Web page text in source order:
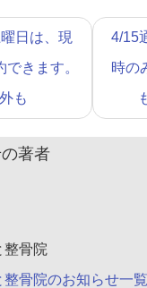
日は、現
きます。
も
4/15
時の
著者
整骨院
整骨院のお知らせ一覧